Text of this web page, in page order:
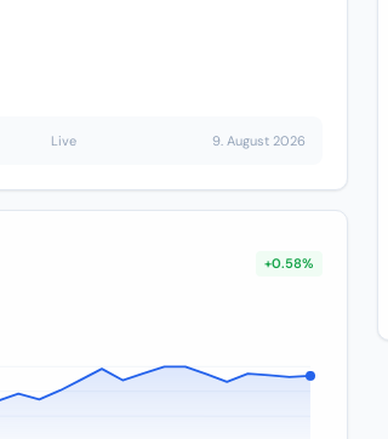
Live 9. August 2026
+0.58%